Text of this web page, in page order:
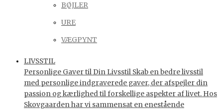
BØJLER
URE
VÆGPYNT
LIVSSTIL
Personlige Gaver til Din Livsstil Skab en bedre livsstil
med personlige indgraverede gaver, der afspejler din
passion og kærlighed til forskellige aspekter af livet. Hos
Skovgaarden har vi sammensat en enestående